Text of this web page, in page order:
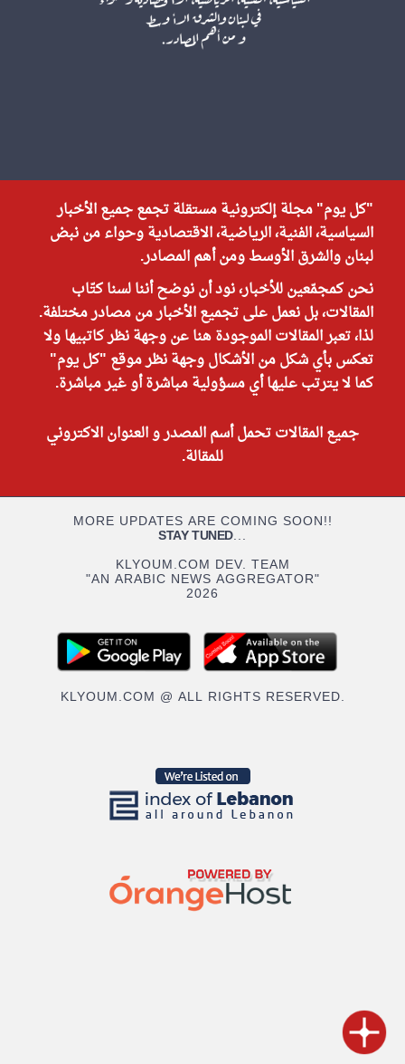
"كل يوم" مجلة إلكترونية مستقلة تجمع جميع الأخبار
السياسية، الفنية، الرياضية، الاقتصادية وحواء من نبض
لبنان والشرق الأوسط ومن أهم المصادر.
نحن كمجمّعين للأخبار، نود أن نوضح أننا لسنا كتّاب
المقالات، بل نعمل على تجميع الأخبار من مصادر مختلفة.
لذا، تعبر المقالات الموجودة هنا عن وجهة نظر كاتبيها ولا
تعكس بأي شكل من الأشكال وجهة نظر موقع "كل يوم"
كما لا يترتب عليها أي مسؤولية مباشرة أو غير مباشرة.
جميع المقالات تحمل أسم المصدر و العنوان الاكتروني
للمقالة.
MORE UPDATES ARE COMING SOON!!
STAY TUNED...
KLYOUM.COM DEV. TEAM
"AN ARABIC NEWS AGGREGATOR"
2026
KLYOUM.COM @ ALL RIGHTS RESERVED.